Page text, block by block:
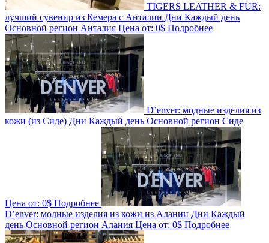
TIGERS LEATHER & FUR:
лучший сувенир из Кемера c Анталии Дни Каждый день
Основной регион Анталия Цена от: 0$ Подробнее
D’enver: модные изделия из
кожи (из Сиде) Дни Каждый день Основной регион Сиде
Цена от: 0$ Подробнее
D’enver: модные изделия из кожи из Алании Дни Каждый
день Основной регион Алания Цена от: 0$ Подробнее